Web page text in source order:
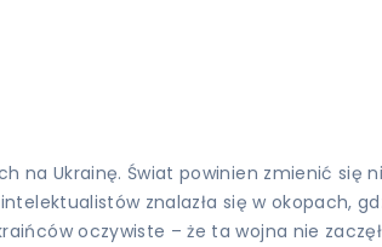
Ukrainę. Świat powinien zmienić się
znalazła się w okopach,
oczywiste – że ta wojna nie